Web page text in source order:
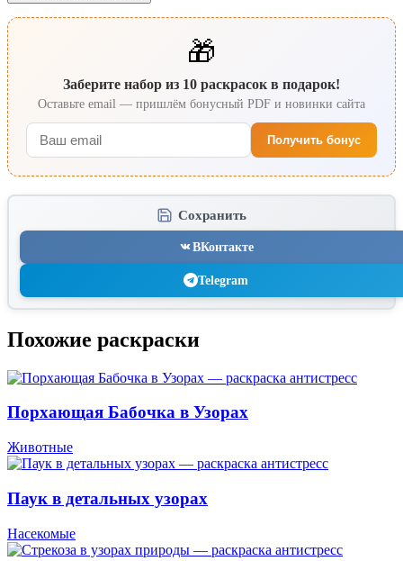
🎁
Заберите набор из 10 раскрасок в подарок!
Оставьте email — пришлём бонусный PDF и новинки сайта
Получить бонус
Сохранить
ВКонтакте
Telegram
Похожие раскраски
Порхающая Бабочка в Узорах
Животные
Паук в детальных узорах
Насекомые